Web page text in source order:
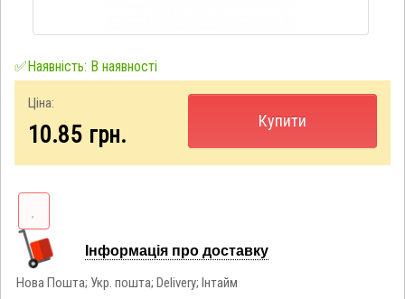
✅Наявність: В наявності
Ціна:
10.85 грн.
Купити
Інформація про доставку
Нова Пошта; Укр. пошта; Delivery; Інтайм